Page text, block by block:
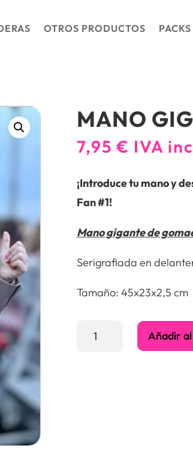
OTROS PRODUCTOS PACKS
MANO
7,95 € IVA
¡Introduce tu mano y
Fan #1!
Mano gigante de
Serigrafiada en
Tamaño: 45x23x2,5 cm
Mano
Añadir